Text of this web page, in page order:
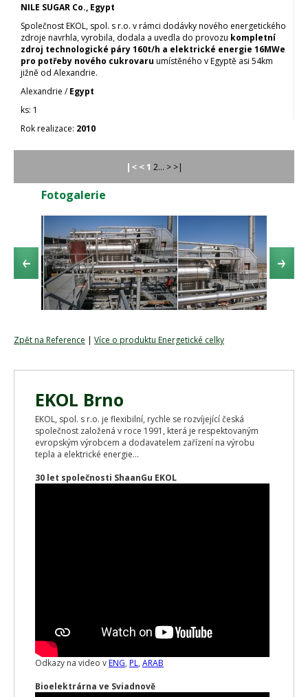
NILE SUGAR Co., Egypt
Společnost EKOL, spol. s r.o. v rámci dodávky nového energetického
zdroje navrhla, vyrobila, dodala a uvedla do provozu kompletní
zdroj technologické páry 160t/h a elektrické energie 16MWe
pro potřeby nového cukrovaru umístěného v Egyptě asi 54km
jižně od Alexandrie.
Alexandrie /Egypt
1
2010
|< <1 2... > >|
Fotogalerie
Zpět na Reference | Více o produktu Energetické celky
EKOL Brno
EKOL, spol. s r.o. je flexibilní, rychle se rozvíjející česká
společnost založená v roce 1991, která je respektovaným
evropským výrobcem a dodavatelem zařízení na výrobu
tepla a elektrické energie...
30 let společnosti ShaanGu EKOL
Odkazy na video vENG, PL, ARAB
Bioelektrárna ve Sviadnově